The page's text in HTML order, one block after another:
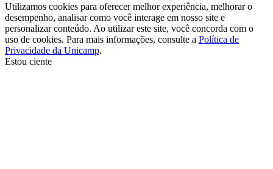
Utilizamos cookies para oferecer melhor experiência, melhorar o
desempenho, analisar como você interage em nosso site e
personalizar conteúdo. Ao utilizar este site, você concorda com o
uso de cookies. Para mais informações, consulte a Política de
Privacidade da Unicamp.
Estou ciente